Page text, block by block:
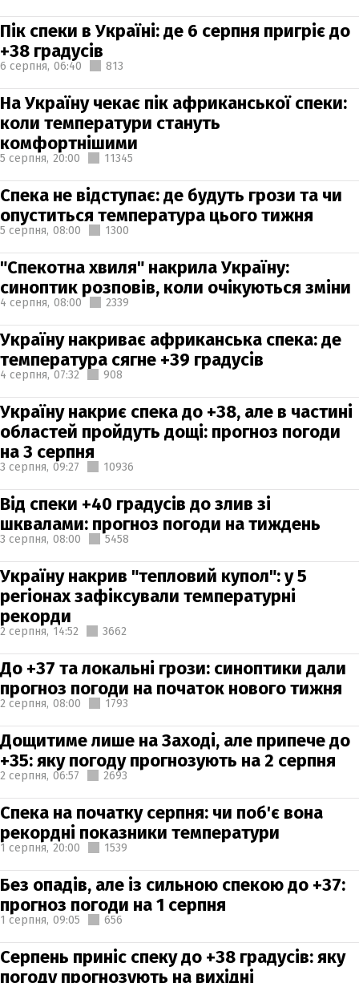
Пік спеки в Україні: де 6 серпня пригріє до
+38 градусів
6 серпня, 06:40 813
На Україну чекає пік африканської спеки:
коли температури стануть
комфортнішими
5 серпня, 20:00 11345
Спека не відступає: де будуть грози та чи
опуститься температура цього тижня
5 серпня, 08:00 1300
"Спекотна хвиля" накрила Україну:
синоптик розповів, коли очікуються зміни
4 серпня, 08:00 2339
Україну накриває африканська спека: де
температура сягне +39 градусів
4 серпня, 07:32 908
Україну накриє спека до +38, але в частині
областей пройдуть дощі: прогноз погоди
на 3 серпня
3 серпня, 09:27 10936
Від спеки +40 градусів до злив зі
шквалами: прогноз погоди на тиждень
3 серпня, 08:00 5458
Україну накрив "тепловий купол": у 5
регіонах зафіксували температурні
рекорди
2 серпня, 14:52 3662
До +37 та локальні грози: синоптики дали
прогноз погоди на початок нового тижня
2 серпня, 08:00 1793
Дощитиме лише на Заході, але припече до
+35: яку погоду прогнозують на 2 серпня
2 серпня, 06:57 2693
Спека на початку серпня: чи поб'є вона
рекордні показники температури
1 серпня, 20:00 1539
Без опадів, але із сильною спекою до +37:
прогноз погоди на 1 серпня
1 серпня, 09:05 656
Серпень приніс спеку до +38 градусів: яку
погоду прогнозують на вихідні